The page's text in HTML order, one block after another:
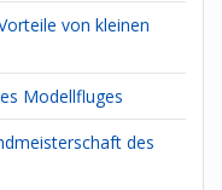
von kleinen
Modellfluges
des